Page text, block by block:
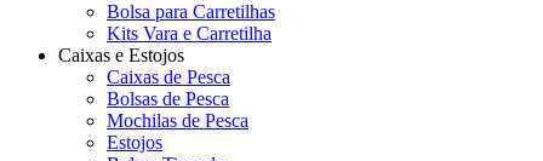
Bolsa para Carretilhas
Kits Vara e Carretilha
Caixas e Estojos
Caixas de Pesca
Bolsas de Pesca
Mochilas de Pesca
Estojos